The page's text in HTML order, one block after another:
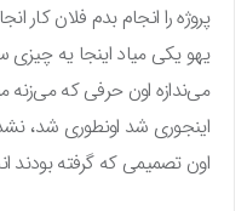
پروژه را انجام بدم فلان کار
یهو یکی میاد اینجا یه چیزی
می‌ندازه اون حرفی که می‌زنه
اینجوری شد اونطوری شد،
اون تصمیمی که گرفته بودند